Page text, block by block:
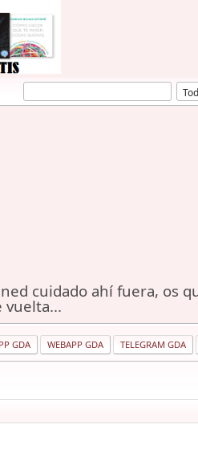
cuidado ahí fuera, os
vuelta...
GDA WEBAPP GDA TELEGRAM GDA